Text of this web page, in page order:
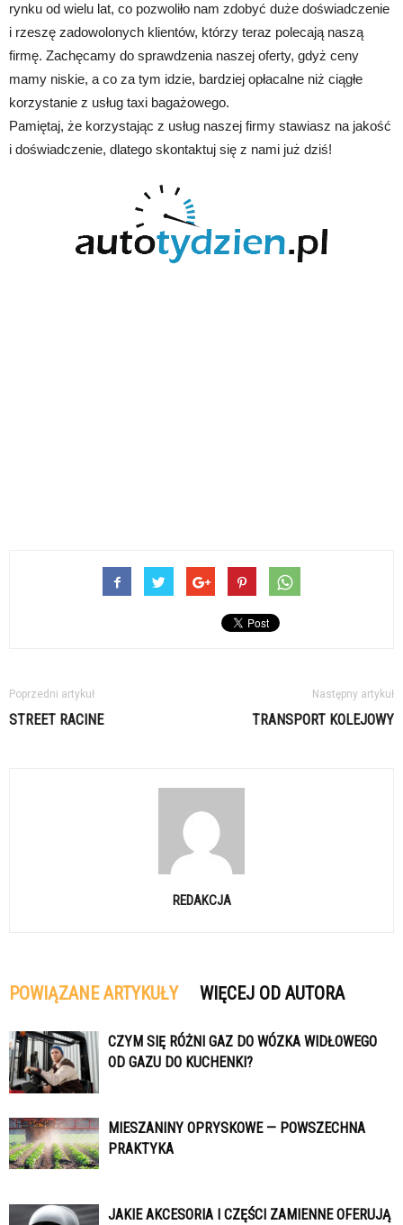
rynku od wielu lat, co pozwoliło nam zdobyć duże doświadczenie
i rzeszę zadowolonych klientów, którzy teraz polecają naszą
firmę. Zachęcamy do sprawdzenia naszej oferty, gdyż ceny
mamy niskie, a co za tym idzie, bardziej opłacalne niż ciągłe
korzystanie z usług taxi bagażowego.
Pamiętaj, że korzystając z usług naszej firmy stawiasz na jakość
i doświadczenie, dlatego skontaktuj się z nami już dziś!
Poprzedni artykuł
STREET RACINE
Następny artykuł
TRANSPORT KOLEJOWY
REDAKCJA
POWIĄZANE ARTYKUŁY WIĘCEJ OD AUTORA
CZYM SIĘ RÓŻNI GAZ DO WÓZKA WIDŁOWEGO
OD GAZU DO KUCHENKI?
MIESZANINY OPRYSKOWE — POWSZECHNA
PRAKTYKA
JAKIE AKCESORIA I CZĘŚCI ZAMIENNE OFERUJĄ